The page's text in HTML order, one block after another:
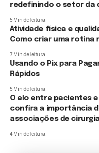
redefinindo o setor da
5 Min de leitura
Atividade física e
Como criar uma rotina
7 Min de leitura
Usando o Pix para
Rápidos
5 Min de leitura
O elo entre pacientes
confira a importância
associações de
4 Min de leitura